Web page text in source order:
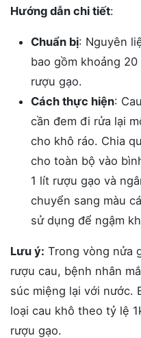
Hướng dẫn chi tiết:
Chuẩn bị: Nguyên
bao gồm khoảng
rượu gạo.
Cách thực hiện:
cần đem đi rửa lại
cho khô ráo. Chia
cho toàn bộ vào
1 lít rượu gạo và
chuyển sang màu
sử dụng để ngậm
Lưu ý: Trong vòng nửa
rượu cau, bệnh nhân
súc miệng lại với nước.
loại cau khô theo tỷ lệ
rượu gạo.